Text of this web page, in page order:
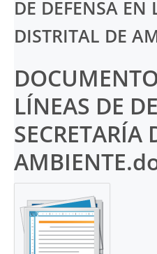
DE DEFENSA EN
DISTRITAL DE
LÍNEAS DE
SECRETARÍA